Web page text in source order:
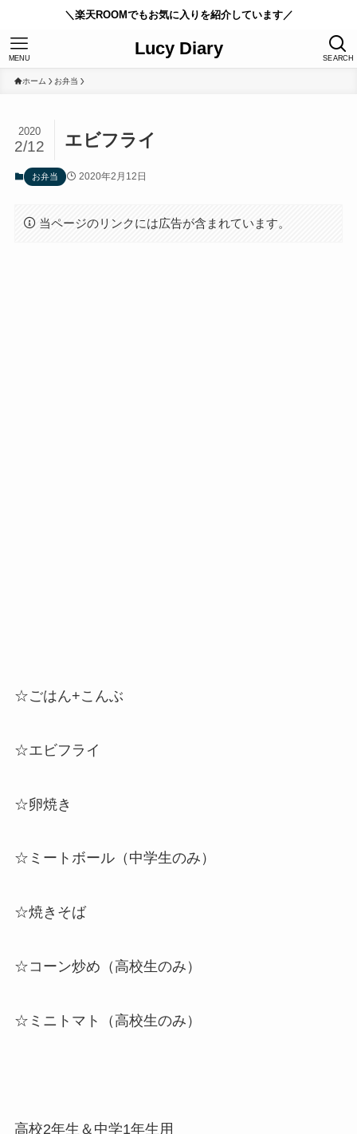
＼楽天ROOMでもお気に入りを紹介しています／
Lucy Diary SEARCH
MENU
ホーム お弁当
エビフライ
2020
2/12
お弁当 2020年2月12日
当ページのリンクには広告が含まれています。
☆ごはん+こんぶ
☆エビフライ
☆卵焼き
☆ミートボール（中学生のみ）
☆焼きそば
☆コーン炒め（高校生のみ）
☆ ミニトマト （高校生のみ）
高校2年生＆中学1年生用